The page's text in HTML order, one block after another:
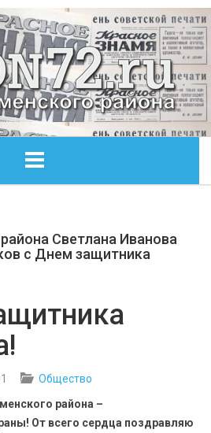
Светлана Иванова
с Днем защитника
Общество
района –
От всего сердца поздравляю